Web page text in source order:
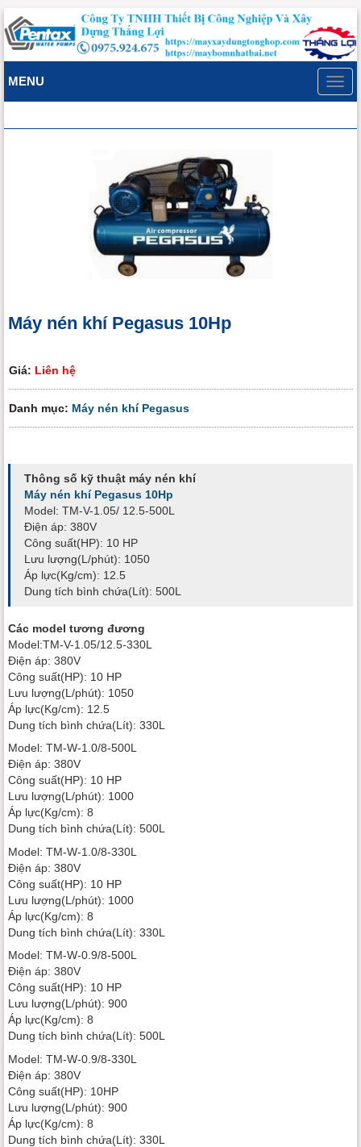
MENU
Máy nén khí Pegasus 10Hp
Giá: Liên hệ
Danh mục: Máy nén khí Pegasus
Thông số kỹ thuật máy nén khí
Máy nén khí Pegasus 10Hp
Model: TM-V-1.05/ 12.5-500L
Điện áp: 380V
Công suất(HP): 10 HP
Lưu lượng(L/phút): 1050
Áp lực(Kg/cm): 12.5
Dung tích bình chứa(Lít): 500L
Các model tương đương
Model:TM-V-1.05/12.5-330L
Điện áp: 380V
Công suất(HP): 10 HP
Lưu lượng(L/phút): 1050
Áp lực(Kg/cm): 12.5
Dung tích bình chứa(Lít): 330L
Model: TM-W-1.0/8-500L
Điện áp: 380V
Công suất(HP): 10 HP
Lưu lượng(L/phút): 1000
Áp lực(Kg/cm): 8
Dung tích bình chứa(Lít): 500L
Model: TM-W-1.0/8-330L
Điện áp: 380V
Công suất(HP): 10 HP
Lưu lượng(L/phút): 1000
Áp lực(Kg/cm): 8
Dung tích bình chứa(Lít): 330L
Model: TM-W-0.9/8-500L
Điện áp: 380V
Công suất(HP): 10 HP
Lưu lượng(L/phút): 900
Áp lực(Kg/cm): 8
Dung tích bình chứa(Lít): 500L
Model: TM-W-0.9/8-330L
Điện áp: 380V
Công suất(HP): 10HP
Lưu lượng(L/phút): 900
Áp lực(Kg/cm): 8
Dung tích bình chứa(Lít): 330L